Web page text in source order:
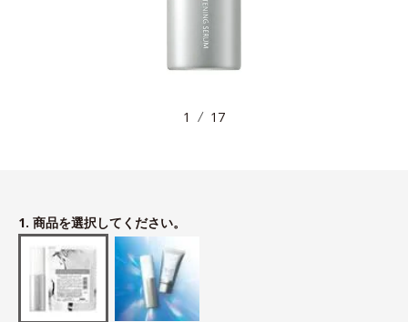
1 17
1. 商品を選択してください。